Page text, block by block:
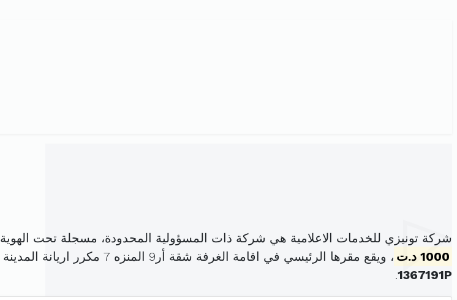
شركة تونيزي للخدمات الاعلامية هي شركة ذات المسؤولية المحدودة، مسجلة تحت الهوية
1000 د.ت
، ويقع مقرها الرئيسي في اقامة الغرفة شقة أر9 المنزه 7 مكرر اريانة المدينة (
1367191P
.